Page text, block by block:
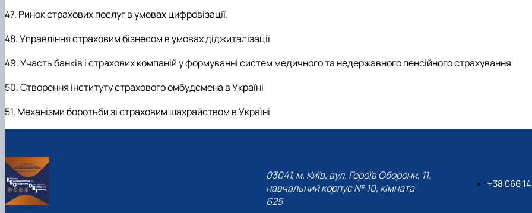
47. Ринок страхових послуг в умовах цифровізації.
48. Управління страховим бізнесом в умовах діджиталізації
49. Участь банків і страхових компаній у формуванні систем медичного та недержавного пенсійного страхування
50. Створення інституту страхового омбудсмена в Україні
51. Механізми боротьби зі страховим шахрайством в Україні
03041, м. Київ, вул. Героїв Оборони, 11,
навчальний корпус № 10, кімната
625
+38 066